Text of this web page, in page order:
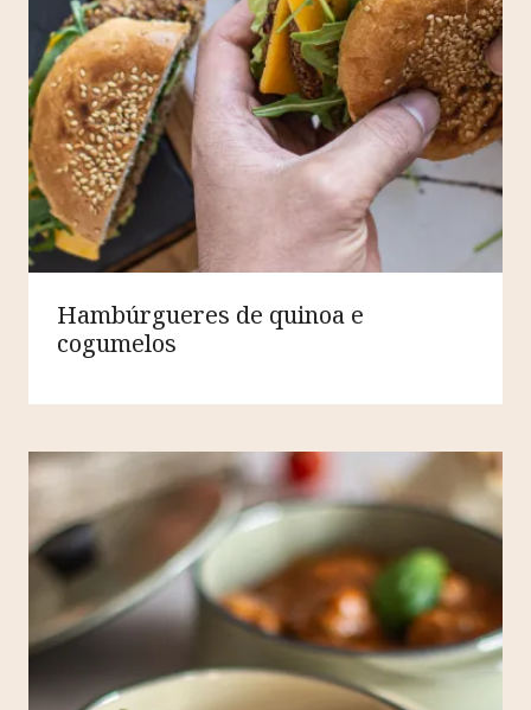
Hambúrgueres de quinoa e
cogumelos